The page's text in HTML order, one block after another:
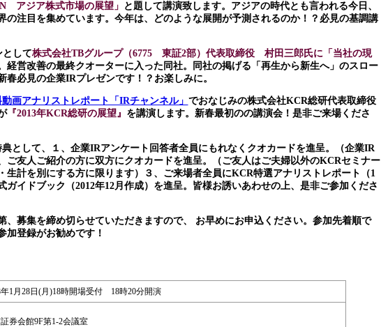
アジア株式市場の展望」 と題して講演致します。アジアの時代とも言われる今日、
の注目を集めています。今年は、どのような展開が予測されるのか！？必見の基調講
として株式会社TBグループ（6775 東証2部）代表取締役 村田三郎氏に「当社の現
経営改善の最終クオーターに入った同社。同社の掲げる「再生から新生へ」のスロー
春必見の企業IRプレゼンです！？お楽しみに。
画アナリストレポート「IRチャンネル」 でおなじみの株式会社KCR総研代表取締役
『2013年KCR総研の展望』 を講演します。 新春最初のの講演会！是非ご来場くださ
として、１、企業IRアンケート回答者全員にもれなくクオカードを進呈。（企業IR
ご友人ご紹介の方に双方にクオカードを進呈。（ご友人はご夫婦以外のKCRセミナー
生計を別にする方に限ります）３、ご来場者全員にKCR特選アナリストレポート（1
ガイドブック（2012年12月作成）を進呈。皆様お誘いあわせの上、是非ご参加くださ
、募集を締め切らせていただきますので、 お早めにお申込ください。参加先着順で
加登録がお勧めです！
年1月28日(月)18時開場受付 18時20分開演
券会館9F第1-2会議室